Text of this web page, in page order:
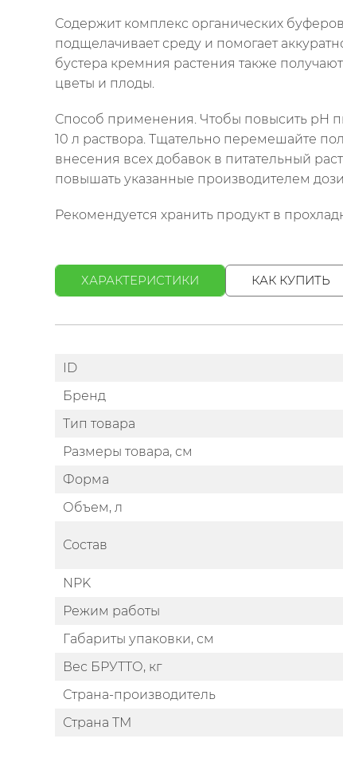
Содержит комплекс органических
подщелачивает среду и помогает
бустера кремния растения также
цветы и плоды.
Способ применения. Чтобы повысить pH
10 л раствора. Тщательно перемешайте
внесения всех добавок в питательный
повышать указанные производителем
Рекомендуется хранить продукт в
ХАРАКТЕРИСТИКИ КАК КУПИТЬ
ID
Бренд
Тип товара
Размеры товара, см
Форма
Объем, л
Состав
NPK
Режим работы
Габариты упаковки, см
Вес БРУТТО, кг
Страна-производитель
Страна ТМ